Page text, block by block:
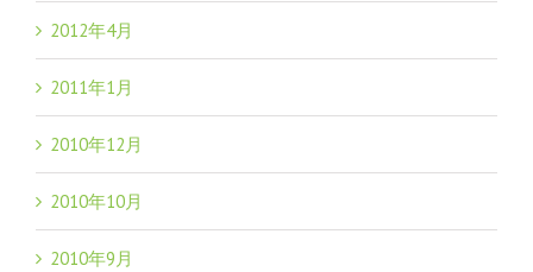
2012年4月
2011年1月
2010年12月
2010年10月
2010年9月